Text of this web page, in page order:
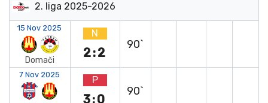
2. liga 2025-2026
15 Nov 2025
Domači
N
2:2
90`
7 Nov 2025 P
3:0
90`